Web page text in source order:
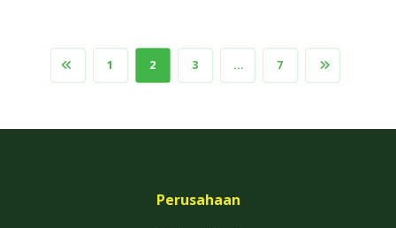
1 2 3 … 7
Perusahaan